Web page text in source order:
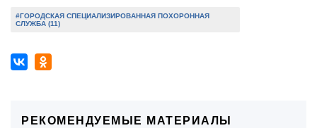
#ГОРОДСКАЯ СПЕЦИАЛИЗИРОВАННАЯ ПОХОРОННАЯ
СЛУЖБА (11)
РЕКОМЕНДУЕМЫЕ МАТЕРИАЛЫ